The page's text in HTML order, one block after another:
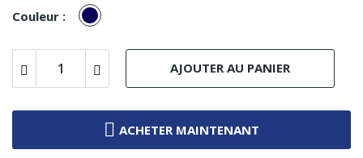
Couleur : BLEU
MARINE
AJOUTER AU PANIER
ACHETER MAINTENANT